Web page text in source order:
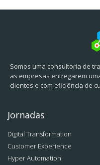
Somos uma consultoria de
as empresas entregarem
clientes e com eficiência de
Jornadas
Digital Transformation
Customer Experience
Hyper Automation